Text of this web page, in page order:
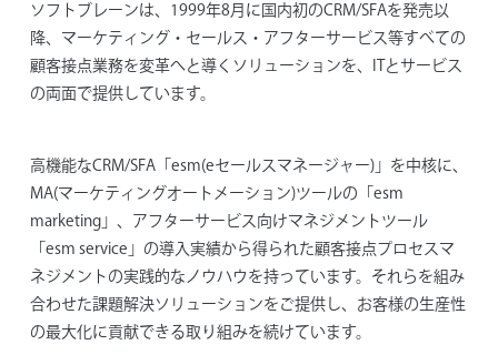
ソフトブレーンは、1999年8月に国内初のCRM/SFAを発売以
降、マーケティング・セールス・アフターサービス等すべての
顧客接点業務を変革へと導くソリューションを、ITとサービス
の両面で提供しています。
高機能なCRM/SFA「esm(eセールスマネージャー)」を中核に、
MA(マーケティングオートメーション)ツールの「esm
marketing」、アフターサービス向けマネジメントツール
「esm service」の導入実績から得られた顧客接点プロセスマ
ネジメントの実践的なノウハウを持っています。それらを組み
合わせた課題解決ソリューションをご提供し、お客様の生産性
の最大化に貢献できる取り組みを続けています。